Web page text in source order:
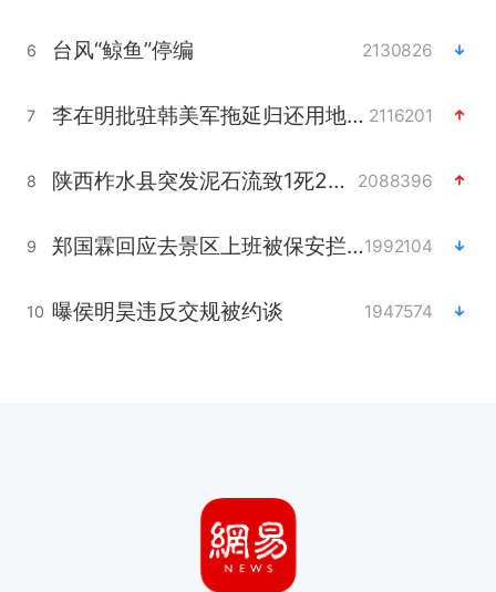
6 台风“鲸鱼”停编 2130826
7 李在明批驻韩美军拖延归还用地说明啥 2116201
8 陕西柞水县突发泥石流致1死2失联 2088396
9 郑国霖回应去景区上班被保安拦下1992104
10 曝侯明昊违反交规被约谈 1947574